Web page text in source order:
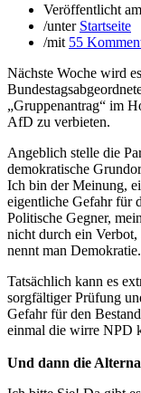
Veröffentlicht am
/unter Startseite
/mit 55
Nächste Woche wird
„Gruppenantrag“ im
AfD zu verbieten.
Angeblich stelle die
demokratische
Ich bin der Meinung,
eigentliche Gefahr für
Politische Gegner,
nicht durch ein
nennt man Demokratie.
Tatsächlich kann es
sorgfältiger Prüfung
Gefahr für den
einmal die wirre NPD
Und dann die